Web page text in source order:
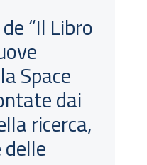
“Il Libro
Space
dai
ricerca,
delle